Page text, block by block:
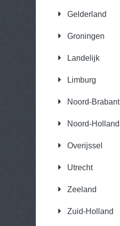
Gelderland
Groningen
Landelijk
Limburg
Noord-Brabant
Noord-Holland
Overijssel
Utrecht
Zeeland
Zuid-Holland